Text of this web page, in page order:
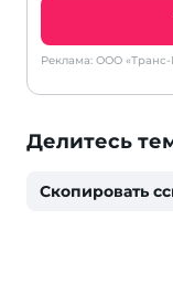
Реклама: ООО
Делитесь
Скопировать